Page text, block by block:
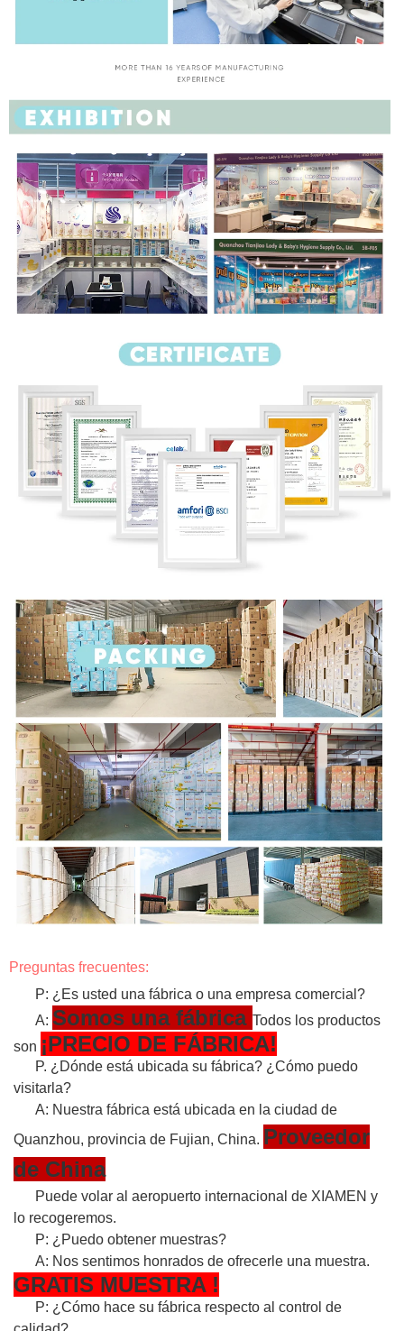
Preguntas frecuentes:
P: ¿Es usted una fábrica o una empresa comercial?
A: Somos una fábrica Todos los productos
son ¡PRECIO DE FÁBRICA!
P. ¿Dónde está ubicada su fábrica? ¿Cómo puedo
visitarla?
A: Nuestra fábrica está ubicada en la ciudad de
Quanzhou, provincia de Fujian, China. Proveedor
de China
Puede volar al aeropuerto internacional de XIAMEN y
lo recogeremos.
P: ¿Puedo obtener muestras?
A: Nos sentimos honrados de ofrecerle una muestra.
GRATIS MUESTRA !
P: ¿Cómo hace su fábrica respecto al control de